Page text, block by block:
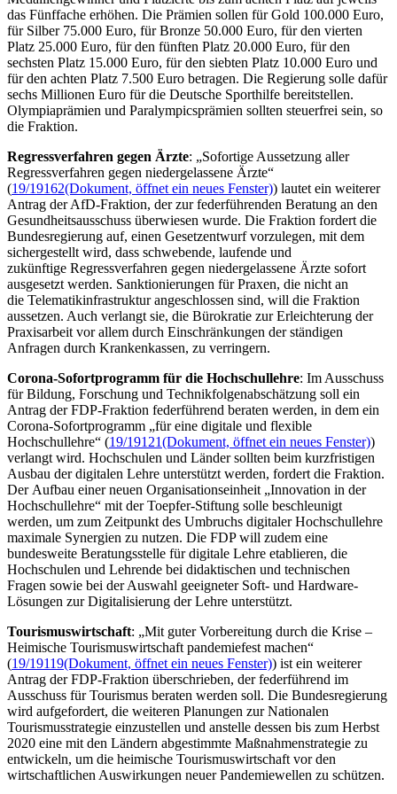
das Fünffache erhöhen. Die Prämien sollen für Gold 100.000 Euro,
für Silber 75.000 Euro, für Bronze 50.000 Euro, für den vierten
Platz 25.000 Euro, für den fünften Platz 20.000 Euro, für den
sechsten Platz 15.000 Euro, für den siebten Platz 10.000 Euro und
für den achten Platz 7.500 Euro betragen. Die Regierung solle dafür
sechs Millionen Euro für die Deutsche Sporthilfe bereitstellen.
Olympiaprämien und Paralympicsprämien sollten steuerfrei sein, so
die Fraktion.
Regressverfahren gegen Ärzte: „Sofortige Aussetzung aller
Regressverfahren gegen niedergelassene Ärzte“
(19/19162(Dokument, öffnet ein neues Fenster)) lautet ein weiterer
Antrag der AfD-Fraktion, der zur federführenden Beratung an den
Gesundheitsausschuss überwiesen wurde. Die Fraktion fordert die
Bundesregierung auf, einen Gesetzentwurf vorzulegen, mit dem
sichergestellt wird, dass schwebende, laufende und
zukünftige Regressverfahren gegen niedergelassene Ärzte sofort
ausgesetzt werden. Sanktionierungen für Praxen, die nicht an
die Telematikinfrastruktur angeschlossen sind, will die Fraktion
aussetzen. Auch verlangt sie, die Bürokratie zur Erleichterung der
Praxisarbeit vor allem durch Einschränkungen der ständigen
Anfragen durch Krankenkassen, zu verringern.
Corona-Sofortprogramm für die Hochschullehre: Im Ausschuss
für Bildung, Forschung und Technikfolgenabschätzung soll ein
Antrag der FDP-Fraktion federführend beraten werden, in dem ein
Corona-Sofortprogramm „für eine digitale und flexible
Hochschullehre“ (19/19121(Dokument, öffnet ein neues Fenster))
verlangt wird. Hochschulen und Länder sollten beim kurzfristigen
Ausbau der digitalen Lehre unterstützt werden, fordert die Fraktion.
Der Aufbau einer neuen Organisationseinheit „Innovation in der
Hochschullehre“ mit der Toepfer-Stiftung solle beschleunigt
werden, um zum Zeitpunkt des Umbruchs digitaler Hochschullehre
maximale Synergien zu nutzen. Die FDP will zudem eine
bundesweite Beratungsstelle für digitale Lehre etablieren, die
Hochschulen und Lehrende bei didaktischen und technischen
Fragen sowie bei der Auswahl geeigneterSoft- und Hardware-
Lösungen zur Digitalisierung der Lehre unterstützt.
Tourismuswirtschaft: „Mit guter Vorbereitung durch die Krise –
Heimische Tourismuswirtschaft pandemiefest machen“
(19/19119(Dokument, öffnet ein neues Fenster)) ist ein weiterer
Antrag der FDP-Fraktion überschrieben, der federführend im
Ausschuss für Tourismus beraten werden soll. Die Bundesregierung
wird aufgefordert, die weiteren Planungen zur Nationalen
Tourismusstrategie einzustellen und anstelle dessen bis zum Herbst
2020 eine mit den Ländern abgestimmte Maßnahmenstrategie zu
entwickeln, um die heimische Tourismuswirtschaft vor den
wirtschaftlichen Auswirkungen neuer Pandemiewellen zu schützen.